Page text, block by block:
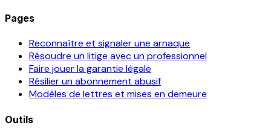
Pages
Reconnaître et signaler une arnaque
Résoudre un litige avec un professionnel
Faire jouer la garantie légale
Résilier un abonnement abusif
Modèles de lettres et mises en demeure
Outils